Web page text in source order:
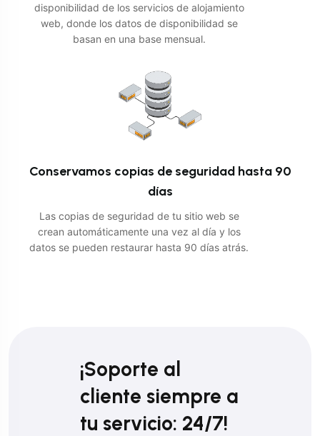
disponibilidad de los servicios de alojamiento
web, donde los datos de disponibilidad se
basan en una base mensual.
Conservamos copias de seguridad hasta 90
días
Las copias de seguridad de tu sitio web se
crean automáticamente una vez al día y los
datos se pueden restaurar hasta 90 días atrás.
¡Soporte al
cliente siempre a
tu servicio: 24/7!